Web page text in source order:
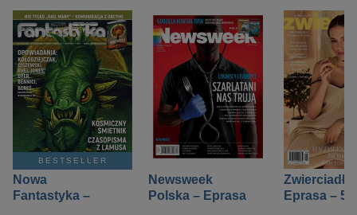
BESTSELLER
Nowa
Fantastyka –
Newsweek
Polska – Eprasa
Zwierciadło
Eprasa – 5/